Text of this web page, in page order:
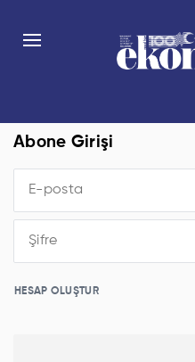
Abone Girişi
HESAP OLUŞTUR